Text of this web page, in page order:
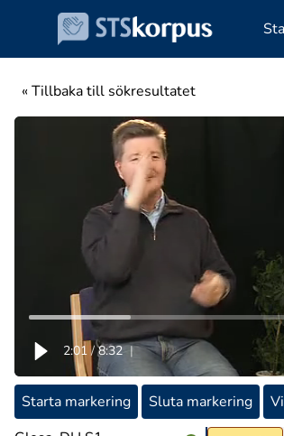
« Tillbaka till sökresultatet
2:01 / 8:32 |
Starta markering Sluta markering